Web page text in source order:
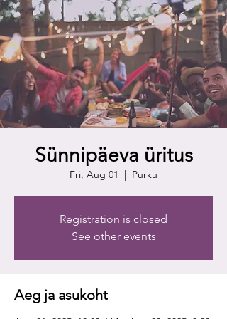
Sünnipäeva üritus
Fri, Aug 01
  |
Purku
Registration is closed
See other events
Aeg ja asukoht